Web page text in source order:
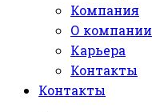
Компания
О компании
Карьера
Контакты
Контакты